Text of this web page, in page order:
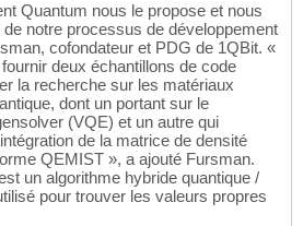
Quantum nous le propose et nous
notre processus de développement
cofondateur et PDG de 1QBit. «
deux échantillons de code
la recherche sur les matériaux
dont un portant sur le
(VQE) et un autre qui
de la matrice de densité
QEMIST », a ajouté Fursman.
un algorithme hybride quantique /
pour trouver les valeurs propres